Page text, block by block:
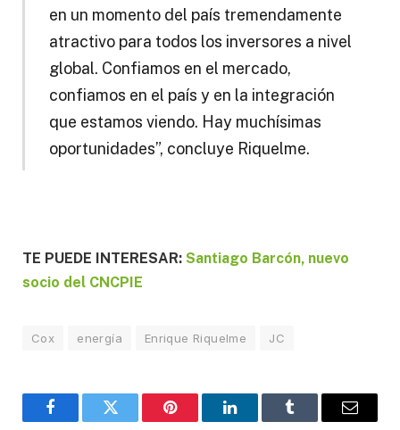
en un momento del país tremendamente
atractivo para todos los inversores a nivel
global. Confiamos en el mercado,
confiamos en el país y en la integración
que estamos viendo. Hay muchísimas
oportunidades”, concluye Riquelme.
TE PUEDE INTERESAR: Santiago Barcón, nuevo
socio del CNCPIE
Cox energía Enrique Riquelme JC
FacebookTwitter Pinterest LinkedInTumblr Email